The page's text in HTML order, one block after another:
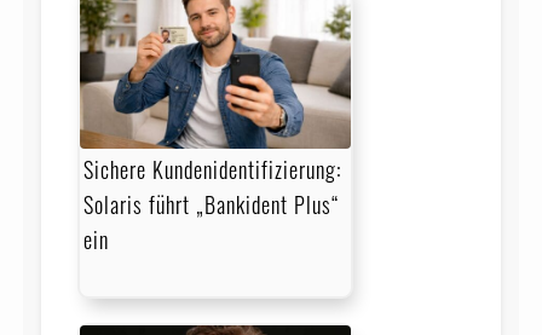
Sichere Kundenidentifizierung:
Solaris führt „Bankident Plus“
ein